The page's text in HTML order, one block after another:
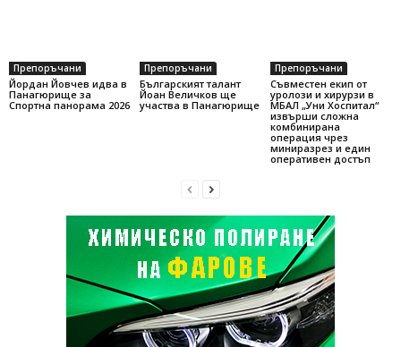
Препоръчани
Йордан Йовчев идва в
Панагюрище за
Спортна панорама 2026
Препоръчани
Българският талант
Йоан Величков ще
участва в Панагюрище
Препоръчани
Съвместен екип от
уролози и хирурзи в
МБАЛ „Уни Хоспитал“
извърши сложна
комбинирана
операция чрез
миниразрез и един
оперативен достъп